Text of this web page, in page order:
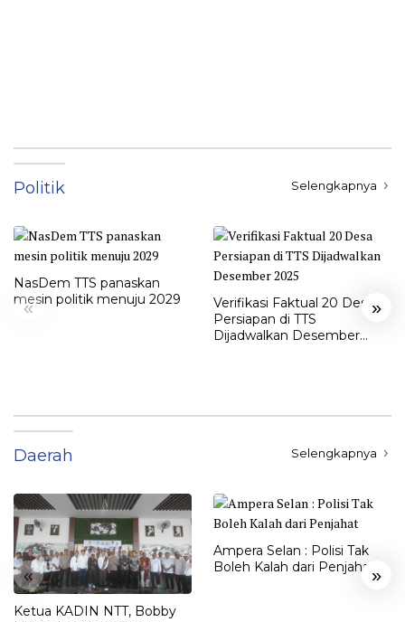
Politik Selengkapnya
« »
NasDem TTS panaskan
mesin politik menuju 2029
Verifikasi Faktual 20 Desa
Persiapan di TTS
Dijadwalkan Desember
Daerah Selengkapnya
« »
Ketua KADIN NTT, Bobby
Ampera Selan : Polisi Tak
Boleh Kalah dari Penjahat